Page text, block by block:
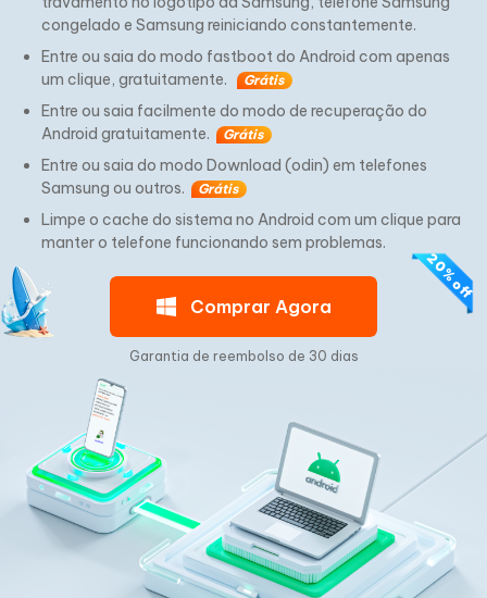
congelado e Samsung reiniciando constantemente.
Entre ou saia do modo fastboot do Android com apenas
um clique, gratuitamente.
Grátis
Entre ou saia facilmente do modo de recuperação do
Android gratuitamente.
Grátis
Entre ou saia do modo Download (odin) em telefones
Samsung ou outros.
Grátis
Limpe o cache do sistema no Android com um clique para
manter o telefone funcionando sem problemas.
Comprar Agora
Garantia de reembolso de 30 dias